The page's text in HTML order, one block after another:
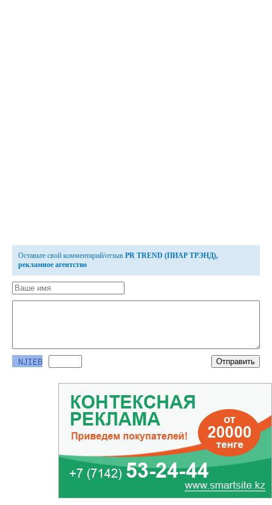
Оставьте свой комментарий/отзыв PR TREND (ПИАР ТРЭНД),
рекламное агентство